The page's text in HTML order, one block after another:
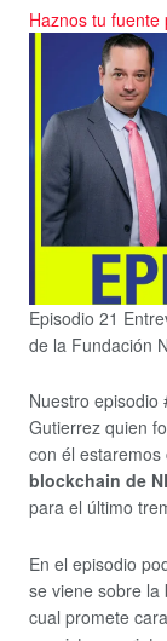
Haznos tu fuente
Episodio 21
de la Fundación
Nuestro episodio
Gutierrez quien
con él
blockchain de
para el último
En el episodio
se viene sobre la
cual promete